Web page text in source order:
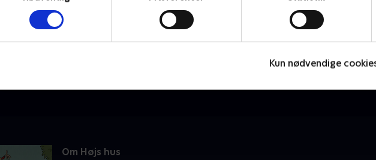
Kun nødvendige
Om Højs hus